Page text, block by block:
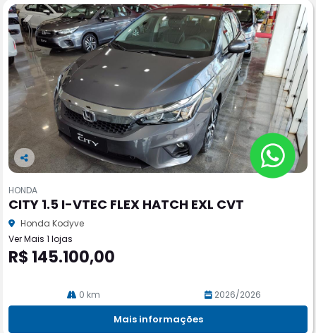
Co
pa
rtil
he
HONDA
CITY 1.5 I-VTEC FLEX HATCH EXL CVT
Honda Kodyve
Ver Mais 1 lojas
R$ 145.100,00
0 km 2026/2026
Mais informações